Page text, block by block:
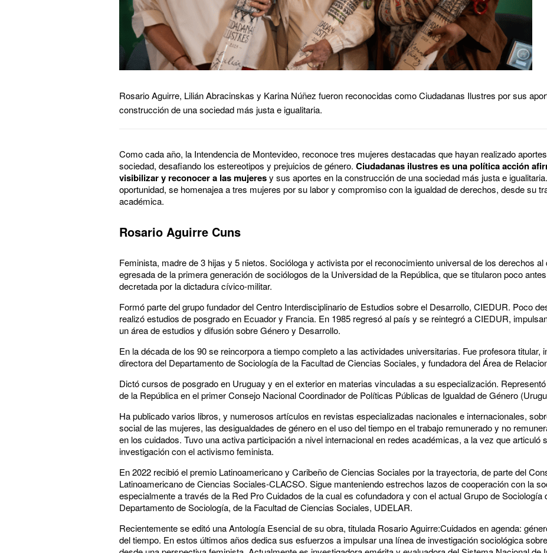
Rosario Aguirre, Lilián Abracinskas y Karina Núñez fueron reconocidas como Ciudadanas Ilustres por sus
construcción de una sociedad más justa e igualitaria.
Como cada año, la Intendencia de Montevideo, reconoce tres mujeres destacadas que hayan realizado
sociedad, desafiando los estereotipos y prejuicios de género. Ciudadanas ilustres es una política acción
visibilizar y reconocer a las mujeresy sus aportes en la construcción de una sociedad más justa e
oportunidad, se homenajea a tres mujeres por su labor y compromiso con la igualdad de derechos, desde su
académica.
Rosario Aguirre Cuns
Feminista, madre de 3 hijas y 5 nietos. Socióloga y activista por el reconocimiento universal de los derechos al
egresada de la primera generación de sociólogos de la Universidad de la República, que se titularon poco
decretada por la dictadura cívico-militar.
Formó parte del grupo fundador del Centro Interdisciplinario de Estudios sobre el Desarrollo, CIEDUR. Poco
realizó estudios de posgrado en Ecuador y Francia. En 1985 regresó al país y se reintegró a CIEDUR,
un área de estudios y difusión sobre Género y Desarrollo.
En la década de los 90 se reincorpora a tiempo completo a las actividades universitarias. Fue profesora titular,
directora del Departamento de Sociología de la Facultad de Ciencias Sociales, y fundadora del Área de
Dictó cursos de posgrado en Uruguay y en el exterior en materias vinculadas a su especialización.
de la República en el primer Consejo Nacional Coordinador de Políticas Públicas de Igualdad de Género
Ha publicado varios libros, y numerosos artículos en revistas especializadas nacionales e internacionales,
social de las mujeres, las desigualdades de género en el uso del tiempo en el trabajo remunerado y no
en los cuidados. Tuvo una activa participación a nivel internacional en redes académicas, a la vez que articuló
investigación con el activismo feminista.
En 2022 recibió el premio Latinoamericano y Caribeño de Ciencias Sociales por la trayectoria, de parte del
Latinoamericano de Ciencias Sociales-CLACSO. Sigue manteniendo estrechos lazos de cooperación con la
especialmente a través de la Red Pro Cuidados de la cual es cofundadora y con el actual Grupo de Sociología
Departamento de Sociología, de la Facultad de Ciencias Sociales, UDELAR.
Recientemente se editó una Antología Esencial de su obra, titulada Rosario Aguirre:Cuidados en agenda:
del tiempo. En estos últimos años dedica sus esfuerzos a impulsar una línea de investigación sociológica